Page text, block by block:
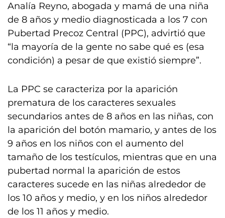
Analía Reyno, abogada y mamá de una niña
de 8 años y medio diagnosticada a los 7 con
Pubertad Precoz Central (PPC), advirtió que
“la mayoría de la gente no sabe qué es (esa
condición) a pesar de que existió siempre”.
La PPC se caracteriza por la aparición
prematura de los caracteres sexuales
secundarios antes de 8 años en las niñas, con
la aparición del botón mamario, y antes de los
9 años en los niños con el aumento del
tamaño de los testículos, mientras que en una
pubertad normal la aparición de estos
caracteres sucede en las niñas alrededor de
los 10 años y medio, y en los niños alrededor
de los 11 años y medio.